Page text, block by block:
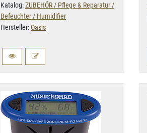
Katalog:ZUBEHÖR / Pflege & Reparatur /
Befeuchter / Humidifier
Hersteller:Oasis